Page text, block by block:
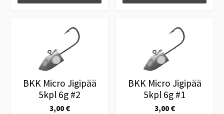
BKK Micro Jigipää
5kpl 6g #2
3,00 €
BKK Micro Jigipää
5kpl 6g #1
3,00 €